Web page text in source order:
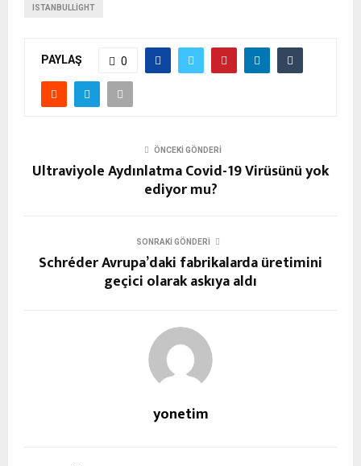
ISTANBULLIGHT
PAYLAŞ 0
ÖNCEKI GÖNDERI
Ultraviyole Aydınlatma Covid-19 Virüsünü yok
ediyor mu?
SONRAKI GÖNDERI
Schréder Avrupa’daki fabrikalarda üretimini
geçici olarak askıya aldı
yonetim